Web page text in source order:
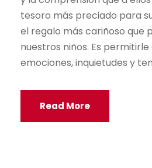
tesoro más preciado para
el regalo más cariñoso que
nuestros niños. Es
emociones, inquietudes y
Read More